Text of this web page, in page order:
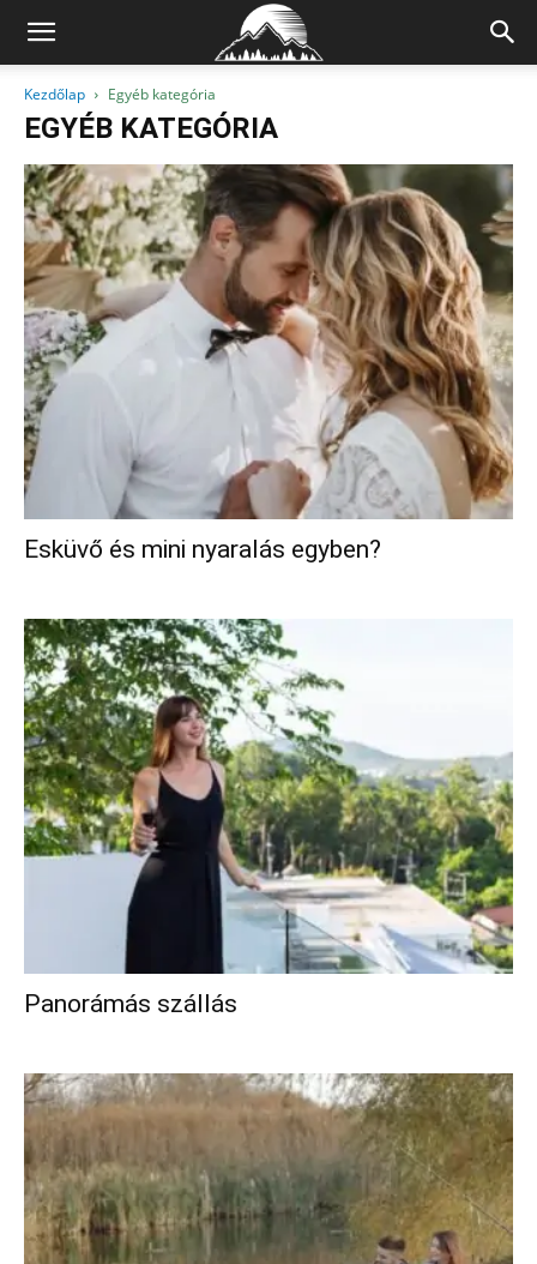
Kezdőlap Egyéb kategória
EGYÉB KATEGÓRIA
Esküvő és mini nyaralás egyben?
Panorámás szállás